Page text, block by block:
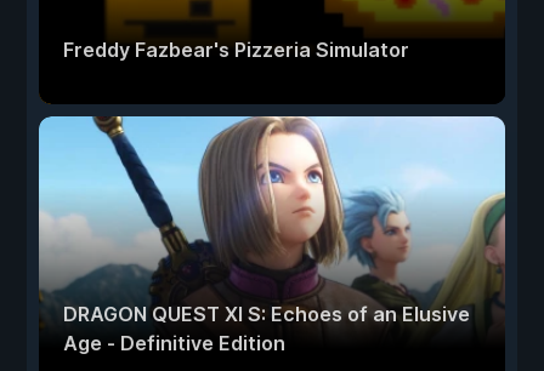
Freddy Fazbear's Pizzeria Simulator
DRAGON QUEST XI S: Echoes of an Elusive
Age - Definitive Edition